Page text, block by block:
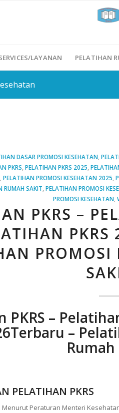
LAYANAN PELATIHAN
DASAR PROMOSI KESEHATAN ,
PKRS PELATIHAN PKRS 2025
,PELATIHAN PROMOSI KESEHATAN 2025 ,
RUMAH SAKIT ,PELATIHAN PROMOSI
PROMOSI KESEHATAN ,
PKRS –
PKRS
PROMOSI
PKRS –
–
PELATIHAN PKRS
Menurut Peraturan Menteri